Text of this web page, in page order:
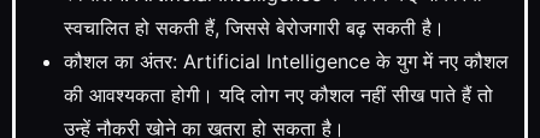
स्वचालित हो सकती हैं, जिससे बेरोजगारी बढ़ सकती है।
कौशल का अंतर: Artificial Intelligence के युग में नए कौशल
की आवश्यकता होगी। यदि लोग नए कौशल नहीं सीख पाते हैं तो
उन्हें नौकरी खोने का खतरा हो सकता है।